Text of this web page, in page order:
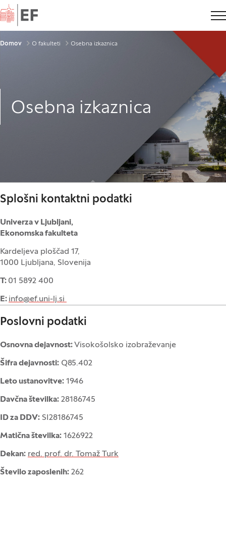
Domov
Drobtinice
Domov O fakulteti Osebna izkaznica
Osebna izkaznica
Splošni kontaktni podatki
Univerza v Ljubljani,
Ekonomska fakulteta
Kardeljeva ploščad 17,
1000 Ljubljana, Slovenija
T: 01 5892 400
E: info@ef.uni-lj.si
Poslovni podatki
Osnovna dejavnost: Visokošolsko izobraževanje
Šifra dejavnosti: Q85.402
Leto ustanovitve: 1946
Davčna številka: 28186745
ID za DDV: SI28186745
Matična številka: 1626922
Dekan: red. prof. dr. Tomaž Turk
Število zaposlenih: 262